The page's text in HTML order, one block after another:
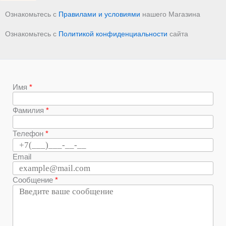
Ознакомьтесь с Правилами и условиями нашего Магазина
Ознакомьтесь с Политикой конфиденциальности сайта
Имя
Фамилия
Телефон
Email
Сообщение